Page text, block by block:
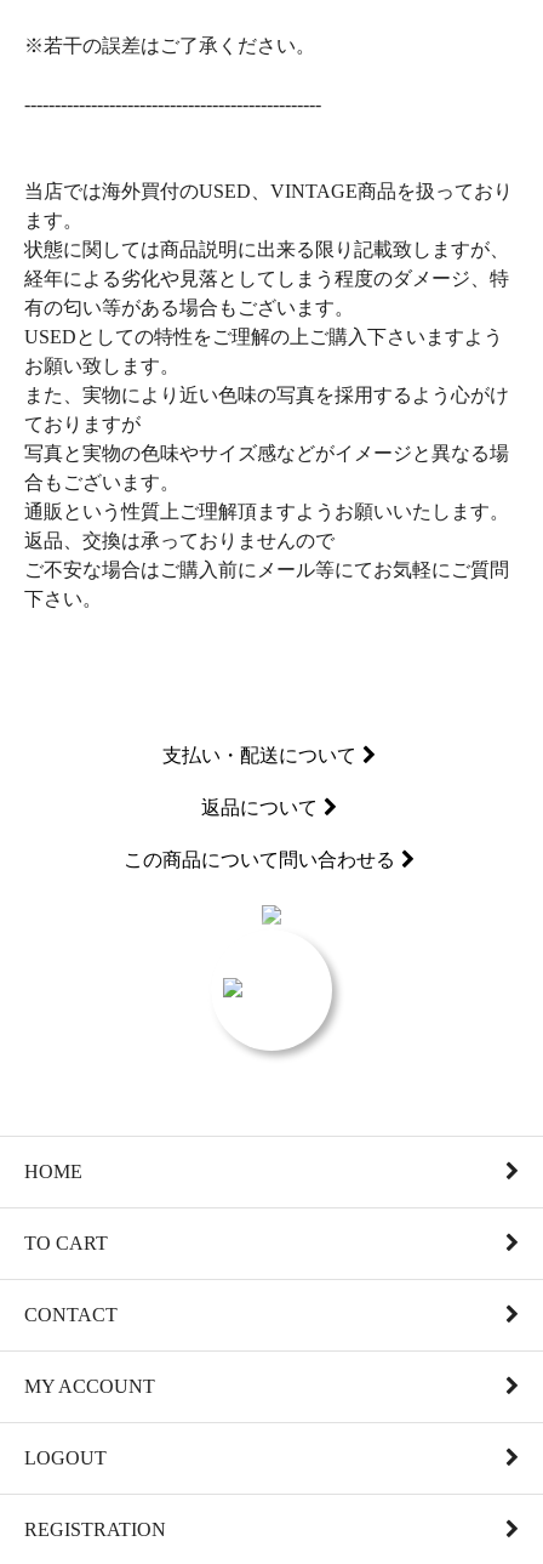
※若干の誤差はご了承ください。
-------------------------------------------------
当店では海外買付のUSED、VINTAGE商品を扱っており
ます。
状態に関しては商品説明に出来る限り記載致しますが、
経年による劣化や見落としてしまう程度のダメージ、特
有の匂い等がある場合もございます。
USEDとしての特性をご理解の上ご購入下さいますよう
お願い致します。
また、実物により近い色味の写真を採用するよう心がけ
ておりますが
写真と実物の色味やサイズ感などがイメージと異なる場
合もございます。
通販という性質上ご理解頂ますようお願いいたします。
返品、交換は承っておりませんので
ご不安な場合はご購入前にメール等にてお気軽にご質問
下さい。
支払い・配送について
返品について
この商品について問い合わせる
HOME
TO CART
CONTACT
MY ACCOUNT
LOGOUT
REGISTRATION